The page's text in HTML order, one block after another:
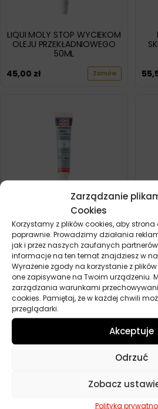
Zarządzanie
Cookies
Korzystamy z plików cookies, aby strona
poprawnie. Prowadzimy działania
jak i przez naszych zaufanych
informacje na ten temat znajdziesz w
Wyrażenie zgody na korzystanie z
one zapisywane na Twoim urządzeniu.
zarządzania warunkami
cookies. Pamiętaj, że w każdej chwili
przeglądarki.
Akceptuje
Odrzuć
Zobacz
Polityka
LIQUI MOLY STOP WYCIEKOM
OLEJU PRZEKŁADNIOWEGO
50ML
45,00 zł Zamów
LIQUI MOLY DODATEK DO
OLEJU PRZEKŁADNIOWEGO
20G
28,50zł Zamów
POKAŻ WIĘCEJ
Dodatki do oleju
przekładniowego w celu
zapewnienia lepszej ochrony